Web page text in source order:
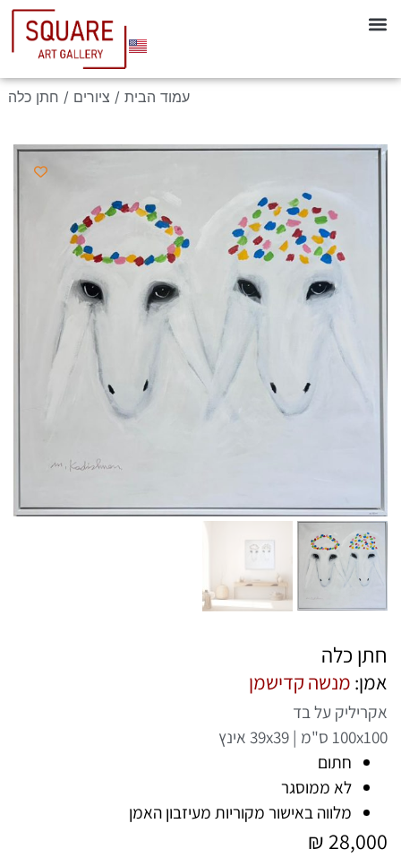
עמוד הבית / ציורים / חתן כלה
חתן כלה
אמן: מנשה קדישמן
אקריליק על בד
100x100 ס"מ | 39x39 אינץ
חתום
לא ממוסגר
מלווה באישור מקוריות מעיזבון האמן
₪ 28,000